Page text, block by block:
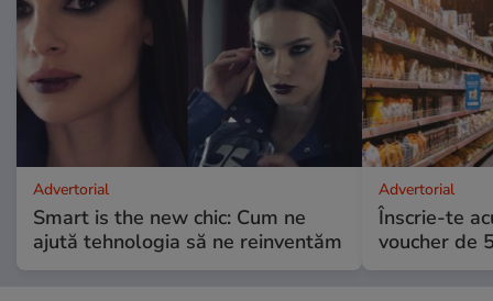
Advertorial
Smart is the new chic: Cum ne
ajută tehnologia să ne reinventăm
Advertorial
Înscrie-te
voucher de